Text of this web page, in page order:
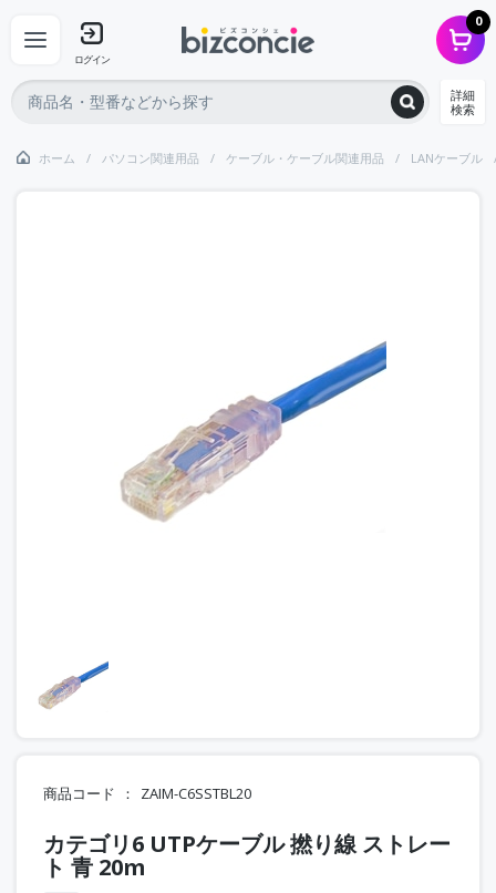
ログイン
0
詳細
検索
ホーム パソコン関連用品 ケーブル・ケーブル関連用品 LANケーブル
商品コード ZAIM-C6SSTBL20
カテゴリ6 UTPケーブル 撚り線 ストレー
ト 青 20m